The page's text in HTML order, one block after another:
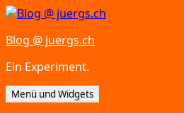
Zum
springen
Blog @ juergs.ch
Ein Experiment.
Menü und Widgets